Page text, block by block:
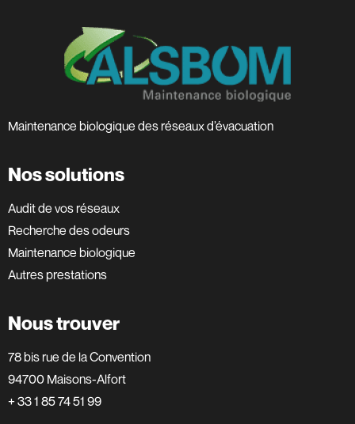
Maintenance biologique des réseaux d’évacuation
Nos solutions
Audit de vos réseaux
Recherche des odeurs
Maintenance biologique
Autres prestations
Nous trouver
78 bis rue de la Convention
94700 Maisons-Alfort
+ 33 1 85 74 51 99